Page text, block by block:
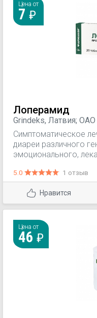
Цена от
7
Лоперамид
Grindeks, Латвия;
Россия; Озон ООО,
Верофарм / Лэнс-
Харьков", Украина;
Россия
Симптоматическое
диареи различного
эмоционального,
пищи, при нарушении
вспомогательное
инфекционного
с илеостомой.
5.0 1 отзыв
Нравится
Цена от
46